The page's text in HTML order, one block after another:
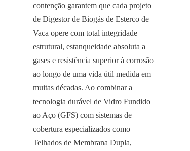
contenção garantem que cada projeto
de Digestor de Biogás de Esterco de
Vaca opere com total integridade
estrutural, estanqueidade absoluta a
gases e resistência superior à corrosão
ao longo de uma vida útil medida em
muitas décadas. Ao combinar a
tecnologia durável de Vidro Fundido
ao Aço (GFS) com sistemas de
cobertura especializados como
Telhados de Membrana Dupla,